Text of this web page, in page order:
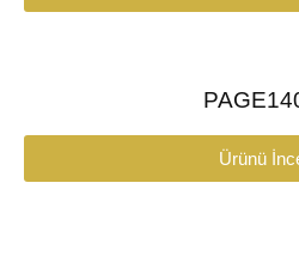
Ürünü